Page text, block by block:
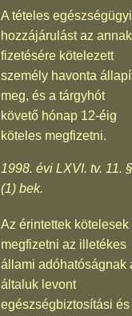
A tételes egészségügyi
hozzájárulást az annak
fizetésére kötelezett
személy havonta
meg, és a tárgyhót
követő hónap 12-éig
köteles megfizetni.
1998. évi LXVI. tv. 11. §
(1) bek.
Az érintettek kötelesek
megfizetni az illetékes
állami adóhatóságnak
általuk levont
egészségbiztosítási és